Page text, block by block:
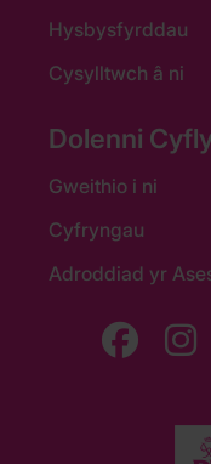
Hysbysfyrddau
Cysylltwch â ni
Dolenni
Gweithio i ni
Cyfryngau
Adroddiad yr